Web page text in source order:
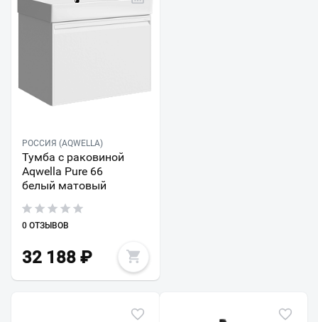
РОССИЯ (AQWELLA)
Тумба с раковиной
Aqwella Pure 66
белый матовый
0 ОТЗЫВОВ
32 188 ₽